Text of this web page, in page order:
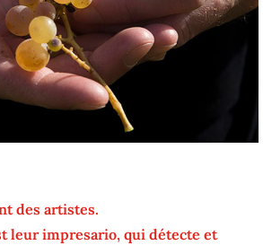
des artistes.
leur impresario, qui détecte et